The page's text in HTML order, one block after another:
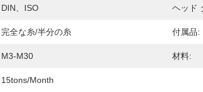
DIN、ISO ヘッド
完全な糸/半分の糸 付属品:
M3-M30 材料:
15tons/month